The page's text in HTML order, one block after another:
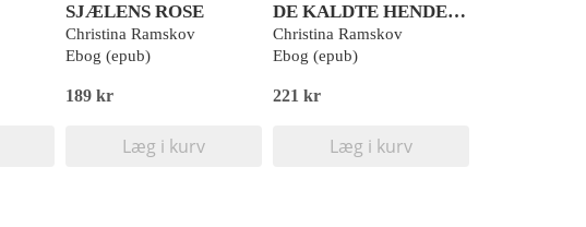
SJÆLENS ROSE
Christina Ramskov
Ebog (epub)
189 kr
Læg i kurv
DE KALDTE HENDE JACK
Christina Ramskov
Ebog (epub)
221 kr
Læg i kurv